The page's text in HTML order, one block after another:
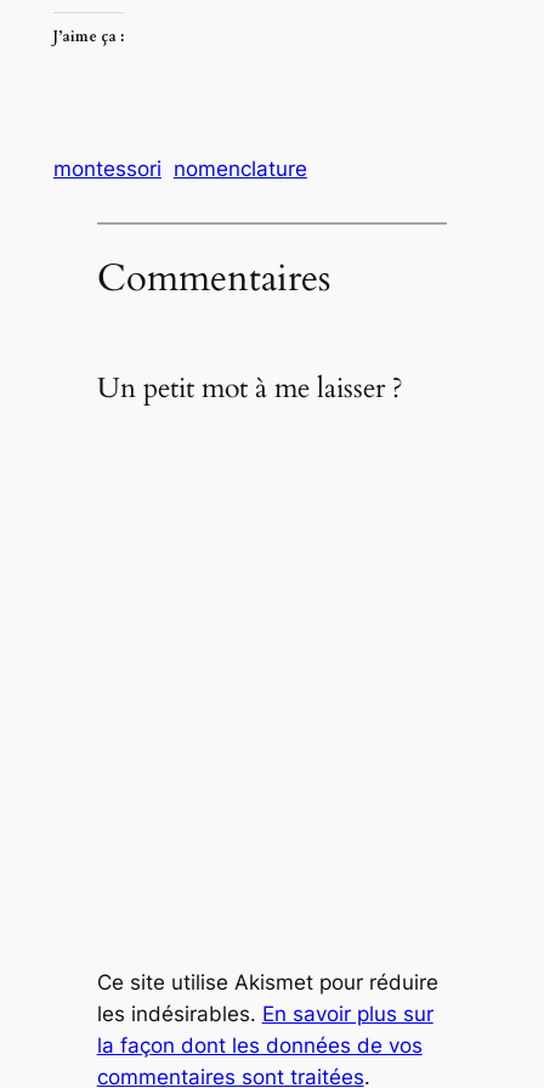
J’aime ça :
montessori nomenclature
Commentaires
Un petit mot à me laisser ?
Ce site utilise Akismet pour réduire
les indésirables. En savoir plus sur
la façon dont les données de vos
commentaires sont traitées.